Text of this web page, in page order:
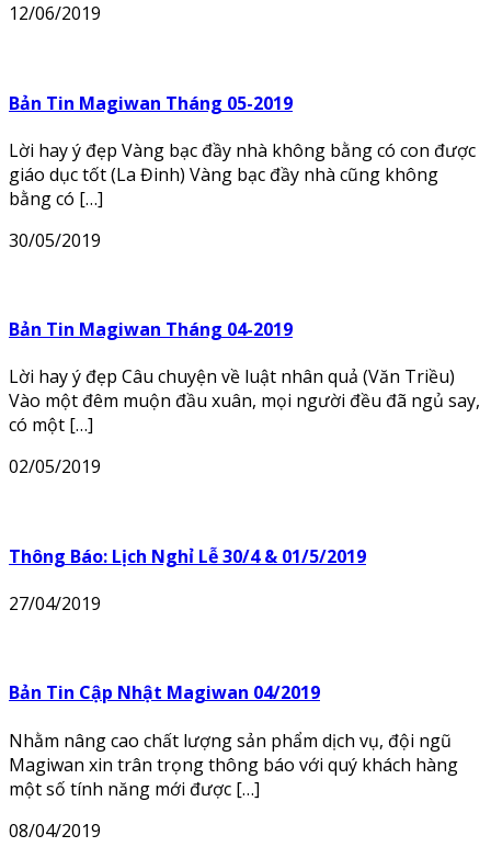
12/06/2019
Bản Tin Magiwan Tháng 05-2019
Lời hay ý đẹp Vàng bạc đầy nhà không bằng có con được
giáo dục tốt (La Đinh) Vàng bạc đầy nhà cũng không
bằng có […]
30/05/2019
Bản Tin Magiwan Tháng 04-2019
Lời hay ý đẹp Câu chuyện về luật nhân quả (Văn Triều)
Vào một đêm muộn đầu xuân, mọi người đều đã ngủ say,
có một […]
02/05/2019
Thông Báo: Lịch Nghỉ Lễ 30/4 & 01/5/2019
27/04/2019
Bản Tin Cập Nhật Magiwan 04/2019
Nhằm nâng cao chất lượng sản phẩm dịch vụ, đội ngũ
Magiwan xin trân trọng thông báo với quý khách hàng
một số tính năng mới được […]
08/04/2019